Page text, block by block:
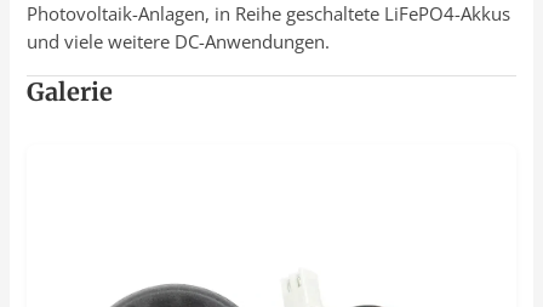
Photovoltaik-Anlagen, in Reihe geschaltete LiFePO4-Akkus
und viele weitere DC-Anwendungen.
Galerie